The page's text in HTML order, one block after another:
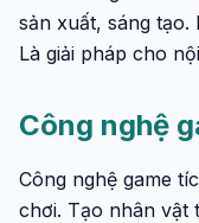
sản xuất, sáng
Là giải pháp cho
Công nghệ
Công nghệ game
chơi. Tạo nhân vật